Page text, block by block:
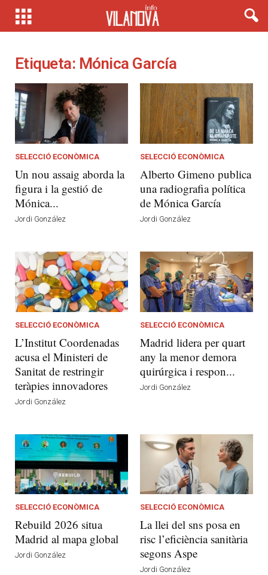
Etiqueta: Mónica García
SELECCIÓ ECONÒMICA
Un nou assaig aborda la
figura i la gestió de
Mónica...
Jordi González
SELECCIÓ ECONÒMICA
Alberto Gimeno publica
una radiografia política
de Mónica García
Jordi González
SELECCIÓ ECONÒMICA
L’Institut Coordenadas
acusa el Ministeri de
Sanitat de restringir
teràpies innovadores
Jordi González
SELECCIÓ ECONÒMICA
Madrid lidera per quart
any la menor demora
quirúrgica i respon...
Jordi González
SELECCIÓ ECONÒMICA
Rebuild 2026 situa
Madrid al mapa global
Jordi González
SELECCIÓ ECONÒMICA
La llei del sns posa en
risc l’eficiència sanitària
segons Aspe
Jordi González